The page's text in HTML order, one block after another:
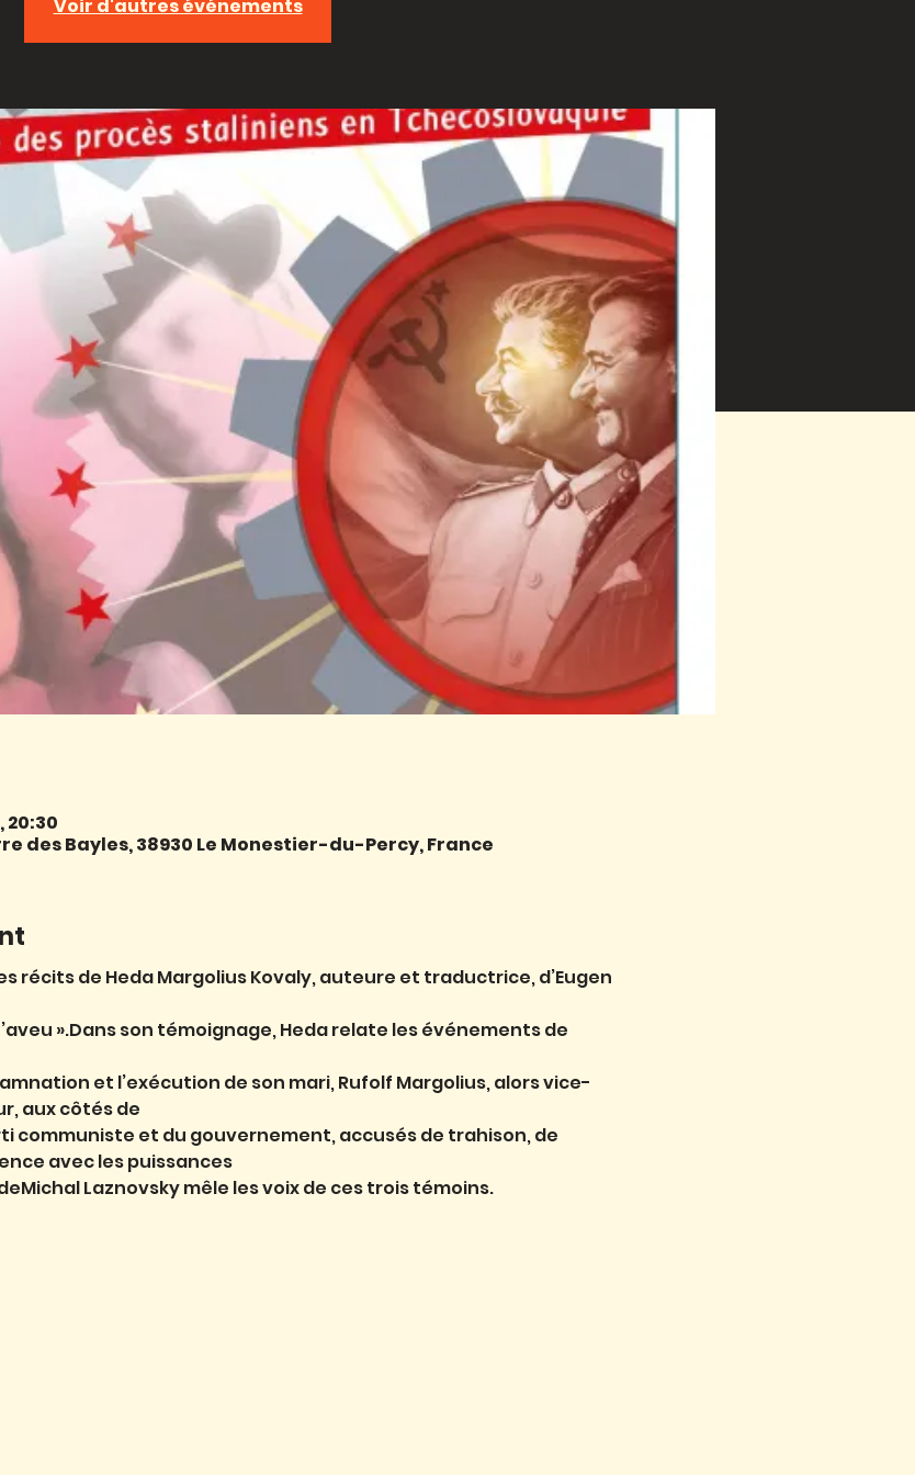
Voir d'autres événements
20:30
des Bayles, 38930 Le Monestier-du-Percy, France
récits de Heda Margolius Kovaly, auteure et traductrice, d’Eugen
».Dans son témoignage, Heda relate les événements de
et l’exécution de son mari, Rufolf Margolius, alors vice-
aux côtés de
communiste et du gouvernement, accusés de trahison, de
avec les puissances
Laznovsky mêle les voix de ces trois témoins.